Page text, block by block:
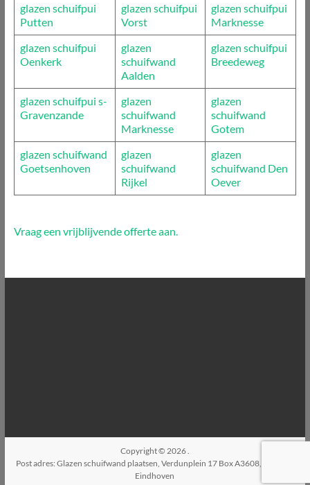
glazen schuifpui
Putten
glazen schuifpui
Vorst
glazen schuifpui
Marknesse
glazen schuifpui
Oenkerk
glazen
schuifwand
Aalden
glazen schuifpui
Breedeweg
glazen schuifpui s-
Gravenzande
glazen
schuifwand
Marknesse
glazen
schuifwand
Gotem
glazen schuifwand
Goetsenhoven
glazen
schuifwand
Rijkel
glazen
schuifwand Den
Oever
Vraag een vrijblijvende offerte aan.
Copyright © 2026
Post adres: Glazen schuifwand plaatsen, Verdunplein 17 Box A3608, 5627SZ,
Eindhoven